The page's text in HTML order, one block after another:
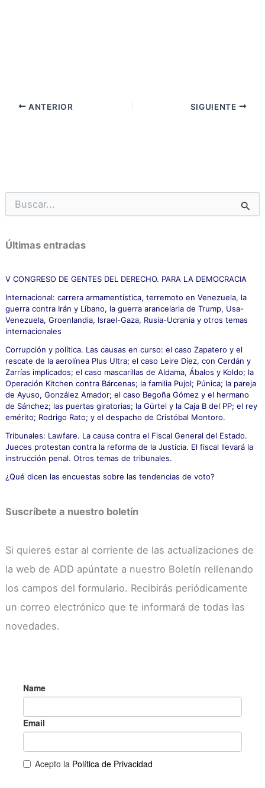
ANTERIOR SIGUIENTE
u
c
a
p
r
:
Últimas entradas
V CONGRESO DE GENTES DEL DERECHO. PARA LA DEMOCRACIA
Internacional: carrera armamentística, terremoto en Venezuela, la
guerra contra Irán y Líbano, la guerra arancelaria de Trump, Usa-
Venezuela, Groenlandia, Israel-Gaza, Rusia-Ucrania y otros temas
internacionales
Corrupción y política. Las causas en curso: el caso Zapatero y el
rescate de la aerolínea Plus Ultra; el caso Leire Díez, con Cerdán y
Zarrías implicados; el caso mascarillas de Aldama, Ábalos y Koldo; la
Operación Kitchen contra Bárcenas; la familia Pujol; Púnica; la pareja
de Ayuso, González Amador; el caso Begoña Gómez y el hermano
de Sánchez; las puertas giratorias; la Gürtel y la Caja B del PP; el rey
emérito; Rodrigo Rato; y el despacho de Cristóbal Montoro.
Tribunales: Lawfare. La causa contra el Fiscal General del Estado.
Jueces protestan contra la reforma de la Justicia. El fiscal llevará la
instrucción penal. Otros temas de tribunales.
¿Qué dicen las encuestas sobre las tendencias de voto?
Suscríbete a nuestro boletín
Si quieres estar al corriente de las actualizaciones de
la web de ADD apúntate a nuestro Boletín rellenando
los campos del formulario. Recibirás periódicamente
un correo electrónico que te informará de todas las
novedades.